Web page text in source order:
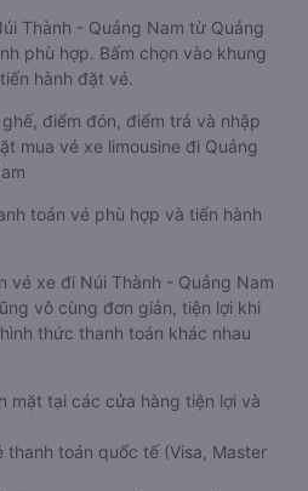
Thành - Quảng Nam từ Quảng
phù hợp. Bấm chọn vào khung
hành đặt vé.
điểm đón, điểm trả và nhập
mua vé xe limousine đi Quảng
toán vé phù hợp và tiến hành
vé xe đi Núi Thành - Quảng Nam
vô cùng đơn giản, tiện lợi khi
thức thanh toán khác nhau
mặt tại các cửa hàng tiện lợi và
thanh toán quốc tế (Visa, Master